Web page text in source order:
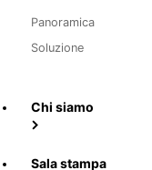
Panoramica
Soluzione
Chi siamo
Sala stampa